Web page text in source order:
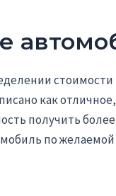
как
получить
по